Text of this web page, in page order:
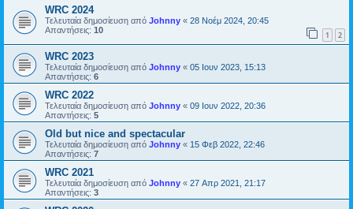
WRC 2024
Τελευταία δημοσίευση από Johnny « 28 Νοέμ 2024, 20:45
Απαντήσεις: 10 1 2
WRC 2023
Τελευταία δημοσίευση από Johnny « 05 Ιουν 2023, 15:13
Απαντήσεις: 6
WRC 2022
Τελευταία δημοσίευση από Johnny « 09 Ιουν 2022, 20:36
Απαντήσεις: 5
Οld but nice and spectacular
Τελευταία δημοσίευση από Johnny « 15 Φεβ 2022, 22:46
Απαντήσεις: 7
WRC 2021
Τελευταία δημοσίευση από Johnny « 27 Απρ 2021, 21:17
Απαντήσεις: 3